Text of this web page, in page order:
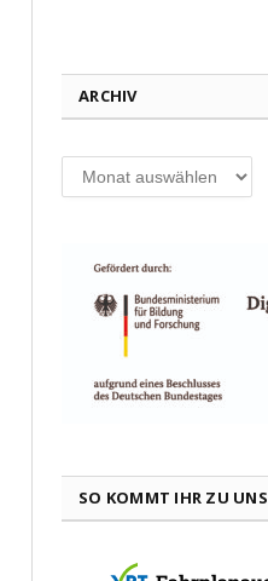
ARCHIV
Archiv
SO KOMMT IHR ZU UNS